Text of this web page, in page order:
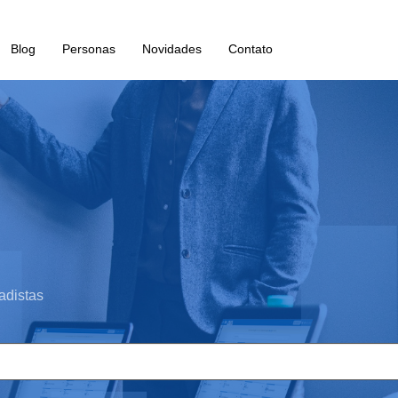
Blog Personas Novidades Contato